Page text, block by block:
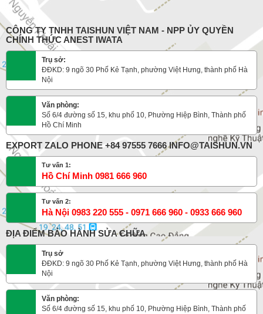
CÔNG TY TNHH TAISHUN VIỆT NAM - NPP ỦY QUYỀN
CHÍNH THỨC ANEST IWATA
Trụ sở:
ĐĐKD: 9 ngõ 30 Phố Kẻ Tạnh, phường Việt Hưng, thành phố Hà
Nội
Văn phòng:
Số 6/4 đường số 15, khu phố 10, Phường Hiệp Bình, Thành phố
Hồ Chí Minh
EXPORT ZALO PHONE +84 97555 7666 INFO@TAISHUN.VN
Tư vấn 1:
Hồ Chí Minh 0981 666 960
Tư vấn 2:
Hà Nội 0983 220 555 - 0971 666 960 - 0933 666 960
ĐỊA ĐIỂM BẢO HÀNH SỬA CHỮA
Trụ sở
ĐĐKD: 9 ngõ 30 Phố Kẻ Tạnh, phường Việt Hưng, thành phố Hà
Nội
Văn phòng:
Số 6/4 đường số 15, khu phố 10, Phường Hiệp Bình, Thành phố